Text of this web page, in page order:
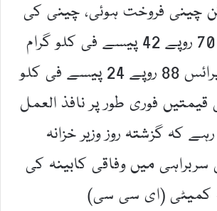
ہزار ٹن چینی فروخت ہوئی، چینی کی
ایکس مل ریٹ 70 روپے 42 پیسے فی کلو گرام
جب کہ ریٹیل پرائس 88 روپے 24 پیسے فی کلو
قیمتیں فوری طور پر نافذ العمل
کہ گزشتہ روز وزیر خزانہ
میں وفاقی کابینہ کی
کمیٹی (ای سی سی)